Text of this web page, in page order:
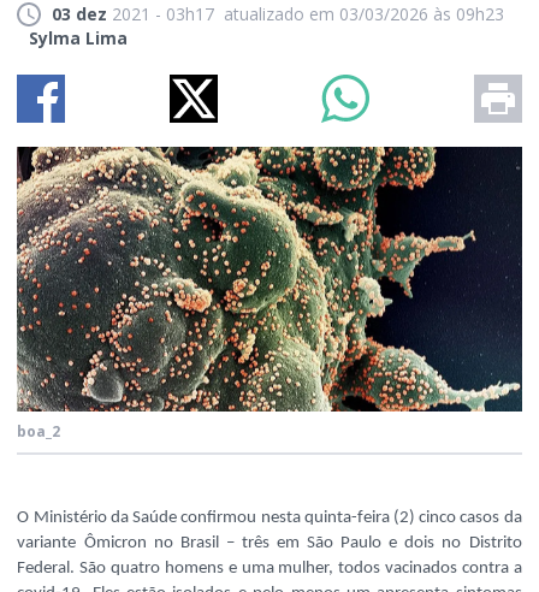
03 dez 2021 - 03h17 atualizado em 03/03/2026 às 09h23
Sylma Lima
boa_2
O Ministério da Saúde confirmou nesta quinta-feira (2) cinco casos da
variante Ômicron no Brasil – três em São Paulo e dois no Distrito
Federal. São quatro homens e uma mulher, todos vacinados contra a